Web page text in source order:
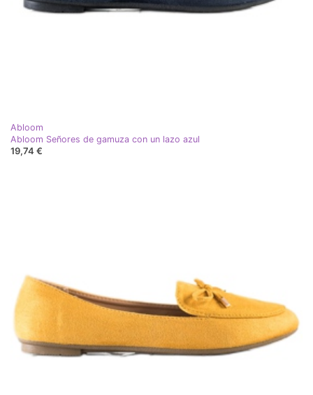
Abloom
Abloom Señores de gamuza con un lazo azul
19,74 €